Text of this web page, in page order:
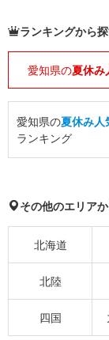
ランキングから
愛知県の夏休み
愛知県の夏休み人
ランキング
その他のエリア
北海道
北陸
四国